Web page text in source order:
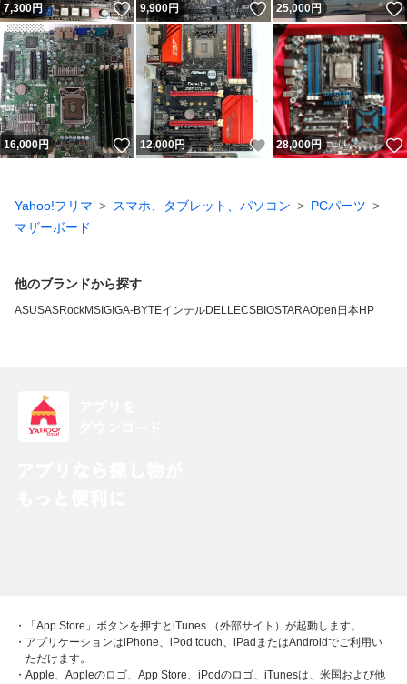
7,300円 いいね！
9,900円 いいね！
25,000円
16,000円 いいね！
12,000円 いいね！
28,000円
Yahoo!フリマ スマホ、タブレット、パソコン
PCパーツ
マザーボード
他のブランドから探す
ASUSASRockMSI GIGA-BYTEインテルDELLECSBIOSTARAOpen 日本HP
・「App Store」ボタンを押すとiTunes （外部サイト）が起動します。
・アプリケーションはiPhone、iPod touch、iPadまたはAndroidでご利用い
ただけます。
・Apple、Appleのロゴ、App Store、iPodのロゴ、iTunesは、米国および他